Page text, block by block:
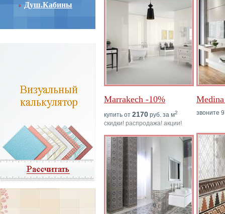
Душ.Кабины
Marrakech -10%
купить от 2170 руб. за м2
скидки! распродажа! акции!
звоните